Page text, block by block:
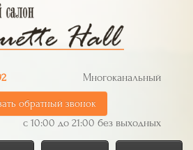
Многоканальный
обратный звонок
с 10:00 до 21:00 без выходных